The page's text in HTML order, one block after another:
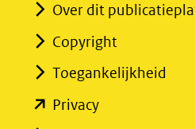
Over dit
Copyright
Toegankelijkheid
Privacy(opent